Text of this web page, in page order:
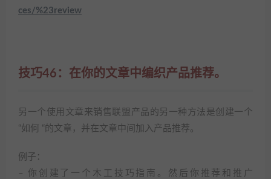
ces/%23review
技巧46：在你的文章中编织产品推荐。
另一个使用文章来销售联盟产品的另一种方法是创建一个
“如何 “的文章，并在文章中间加入产品推荐。
例子：
– 你创建了一个木工技巧指南。然后你推荐和推广